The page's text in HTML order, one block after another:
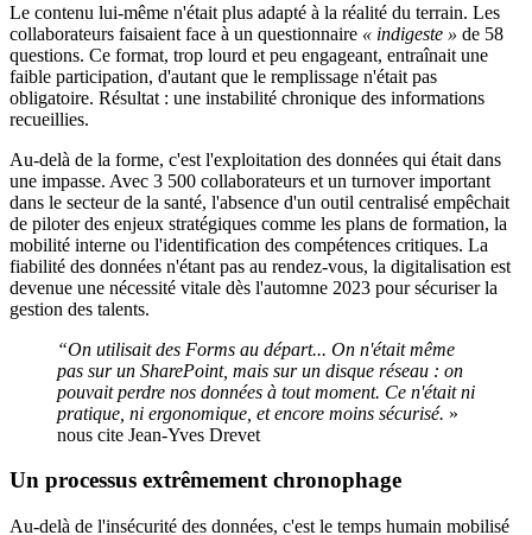
Le contenu lui-même n'était plus adapté à la réalité du terrain. Les
collaborateurs faisaient face à un questionnaire « indigeste » de 58
questions. Ce format, trop lourd et peu engageant, entraînait une
faible participation, d'autant que le remplissage n'était pas
obligatoire. Résultat : une instabilité chronique des informations
recueillies.
Au-delà de la forme, c'est l'exploitation des données qui était dans
une impasse. Avec 3 500 collaborateurs et un turnover important
dans le secteur de la santé, l'absence d'un outil centralisé empêchait
de piloter des enjeux stratégiques comme les plans de formation, la
mobilité interne ou l'identification des compétences critiques. La
fiabilité des données n'étant pas au rendez-vous, la digitalisation est
devenue une nécessité vitale dès l'automne 2023 pour sécuriser la
gestion des talents.
“On utilisait des Forms au départ... On n'était même
pas sur un SharePoint, mais sur un disque réseau : on
pouvait perdre nos données à tout moment. Ce n'était ni
pratique, ni ergonomique, et encore moins sécurisé. »
nous cite Jean-Yves Drevet
Un processus extrêmement chronophage
Au-delà de l'insécurité des données, c'est le temps humain mobilisé